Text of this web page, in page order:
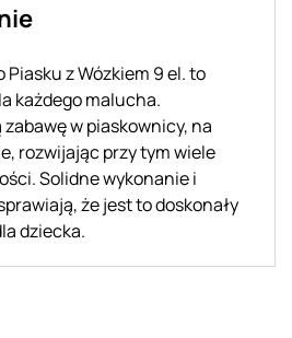
Piasku z Wózkiem 9 el. to
każdego malucha.
w piaskownicy, na
rozwijając przy tym wiele
Solidne wykonanie i
że jest to doskonały
dziecka.